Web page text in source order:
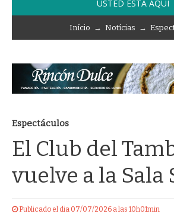
USTED ESTA AQUI
Início → Notícias →
Espectáculos
El Club del
vuelve a la Sala
Publicado el dia 07/07/2026 a las 10h01min